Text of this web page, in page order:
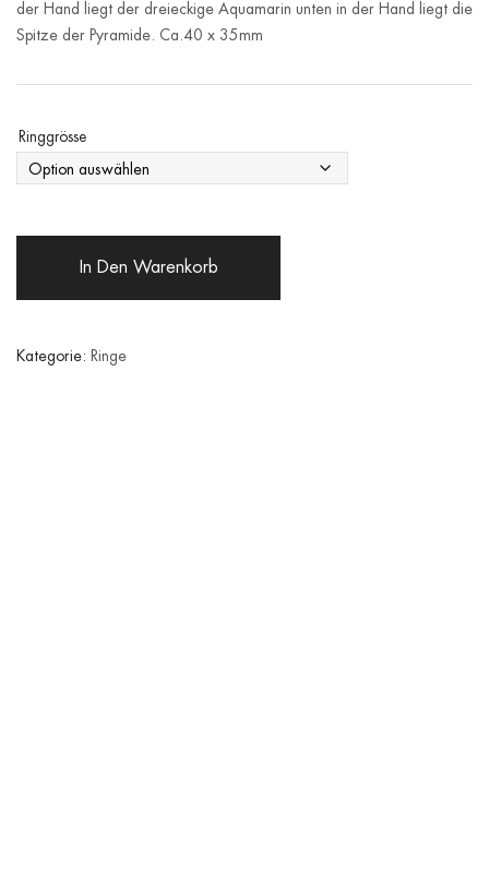
der Hand liegt der dreieckige Aquamarin unten in der Hand liegt die
Spitze der Pyramide. Ca.40 x 35mm
Ringgrösse
In Den Warenkorb
Kategorie: Ringe